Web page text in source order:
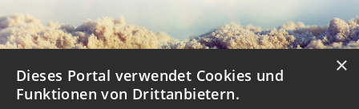
×
Dieses Portal verwendet Cookies und
Funktionen von Drittanbietern.